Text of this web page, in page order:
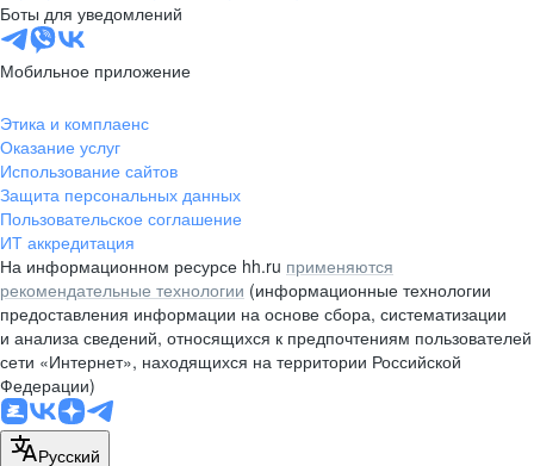
Боты для уведомлений
Мобильное приложение
Этика и комплаенс
Оказание услуг
Использование сайтов
Защита персональных данных
Пользовательское соглашение
ИТ аккредитация
На информационном ресурсе hh.ru применяются
рекомендательные технологии (информационные технологии
предоставления информации на основе сбора, систематизации
и анализа сведений, относящихся к предпочтениям пользователей
сети «Интернет», находящихся на территории Российской
Федерации)
Русский